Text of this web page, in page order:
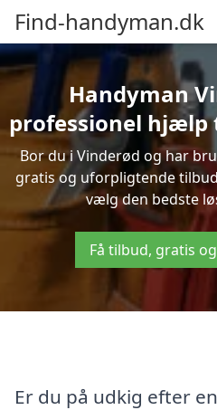
Find-handyman.dk
Handyman
professionel hjælp
Bor du i Vinderød og har
gratis og uforpligtende
vælg den bedste
Få tilbud, gratis
Er du på udkig efter